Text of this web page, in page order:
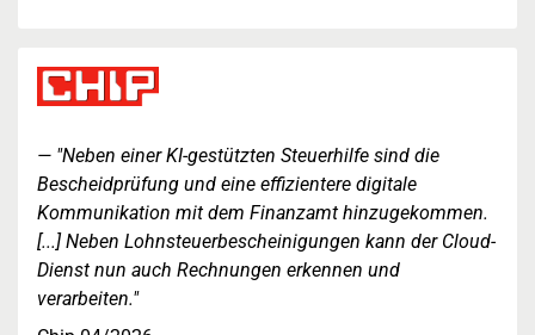
"Neben einer KI-gestützten Steuerhilfe sind die
Bescheidprüfung und eine effizientere digitale
Kommunikation mit dem Finanzamt hinzugekommen.
[...] Neben Lohnsteuerbescheinigungen kann der Cloud-
Dienst nun auch Rechnungen erkennen und
verarbeiten."